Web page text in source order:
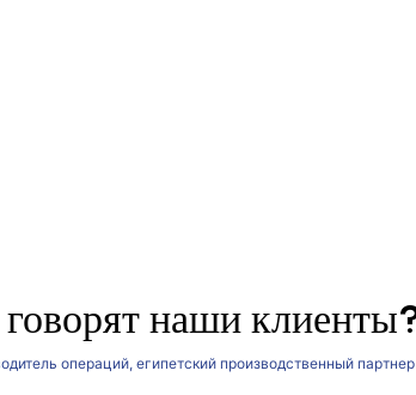
наши